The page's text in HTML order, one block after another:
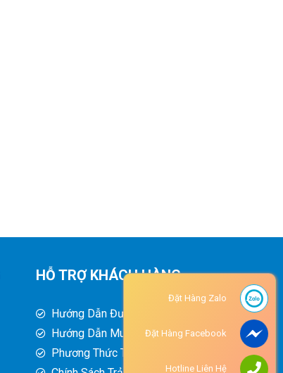
HỖ TRỢ KHÁCH HÀNG
Hướng Dẫn Đường Đi
Hướng Dẫn Mua Hàng
Phương Thức Thanh Toán
Đặt Hàng Zalo
Đặt Hàng Facebook
Hotline Liên Hệ